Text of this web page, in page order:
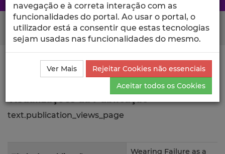
Search Button
Ciência_Iscte Comunicações
Descrição Detalhada
da Comunicação
Visualizações
text.publication_views_page
Wearing Failure as a
navegação e à correta interação com as
funcionalidades do portal. Ao usar o portal, o
utilizador está a consentir que estas tecnologias
sejam usadas nas funcionalidades do mesmo.
Ver Mais
Rejeitar Cookies não essenciais
Aceitar todos os Cookies